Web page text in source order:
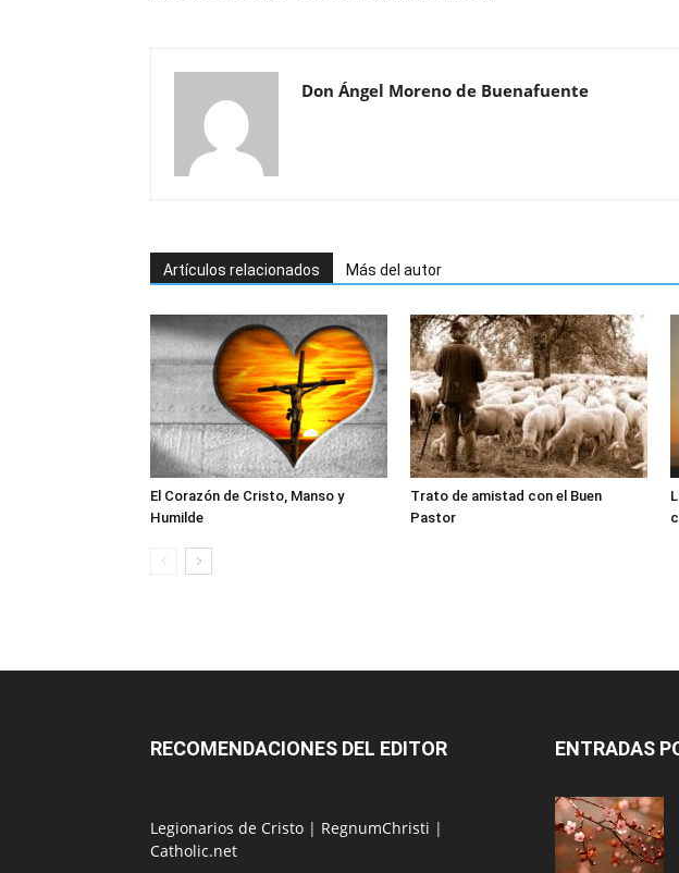
Don Ángel Moreno de Buenafuente
Artículos relacionados Más del autor
El Corazón de Cristo, Manso y
Humilde
Trato de amistad con el Buen
Pastor
RECOMENDACIONES DEL EDITOR
Legionarios de Cristo | RegnumChristi |
Catholic.net
ENTRADAS